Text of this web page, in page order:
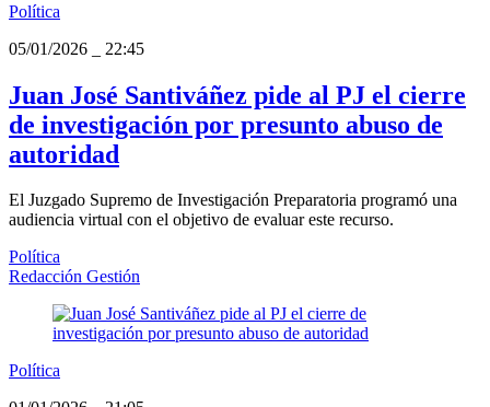
Política
05/01/2026
22:45
Juan José Santiváñez pide al PJ el cierre
de investigación por presunto abuso de
autoridad
El Juzgado Supremo de Investigación Preparatoria programó una
audiencia virtual con el objetivo de evaluar este recurso.
Política
Redacción Gestión
Política